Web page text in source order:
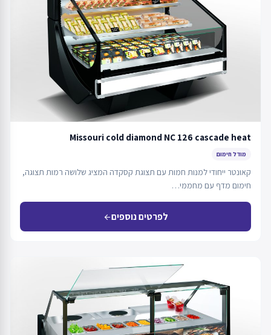
Missouri cold diamond NC 126 cascade heat
מודל חימום
קאונטר ייחודי למנות חמות עם תצוגת קסקדה המציג שלושה רמות תצוגה,
חימום מדף עם מחממי…
לפרטים נוספיםarrow_back